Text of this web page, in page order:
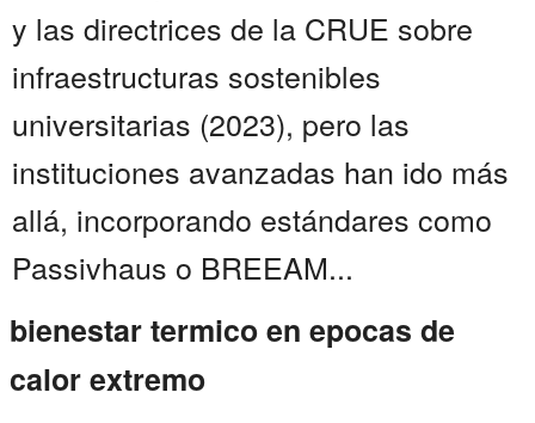
y las directrices de la CRUE sobre
infraestructuras sostenibles
universitarias (2023), pero las
instituciones avanzadas han ido más
allá, incorporando estándares como
Passivhaus o BREEAM...
bienestar termico en epocas de
calor extremo